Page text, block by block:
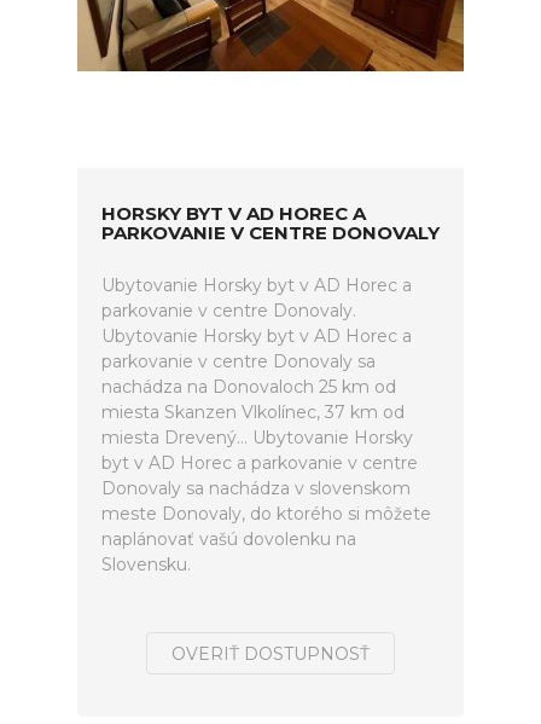
HORSKY BYT V AD HOREC A
PARKOVANIE V CENTRE DONOVALY
Ubytovanie Horsky byt v AD Horec a
parkovanie v centre Donovaly.
Ubytovanie Horsky byt v AD Horec a
parkovanie v centre Donovaly sa
nachádza na Donovaloch 25 km od
miesta Skanzen Vlkolínec, 37 km od
miesta Drevený... Ubytovanie Horsky
byt v AD Horec a parkovanie v centre
Donovaly sa nachádza v slovenskom
meste Donovaly, do ktorého si môžete
naplánovať vašú dovolenku na
Slovensku.
OVERIŤ DOSTUPNOSŤ